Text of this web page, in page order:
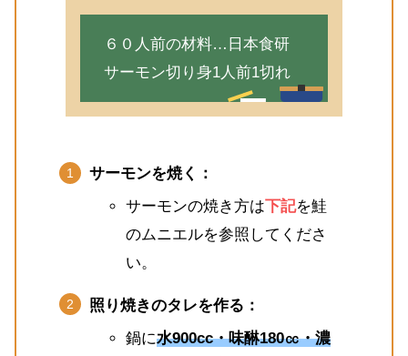
６０人前の材料…日本食研
サーモン切り身1人前1切れ
サーモンを焼く：
サーモンの焼き方は下記を鮭
のムニエルを参照してくださ
い。
照り焼きのタレを作る：
鍋に水900cc・味醂180㏄・濃